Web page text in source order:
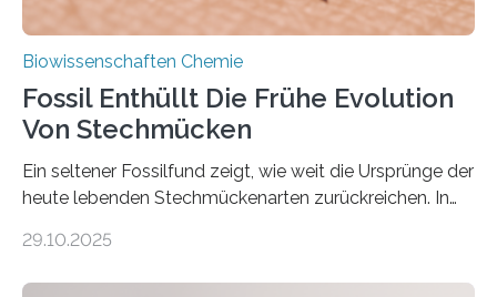
Biowissenschaften Chemie
Fossil Enthüllt Die Frühe Evolution
Von Stechmücken
Ein seltener Fossilfund zeigt, wie weit die Ursprünge der
heute lebenden Stechmückenarten zurückreichen. In
Forschende die bisher älteste bekannte Stechmücken-
29.10.2025